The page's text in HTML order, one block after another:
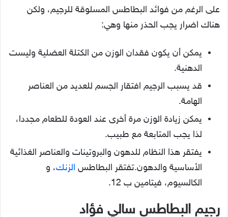
على الرغم من فوائد البطاطس المسلوقة للرجيم، ولكن
هناك اضرار يجب الحذر منها وهي:
يمكن أن يكون فقدان الوزن من الكتلة العضلية وليست
الدهنية.
قد يسبب الرجيم افتقار الجسم للعديد من العناصر
الهامة.
يمكن زيادة الوزن مرة أخرى عند العودة للطعام مجددا،
لذا يجب المتابعة مع طبيب.
يفتقر هذا النظام للدهون والبروتينات والعناصر الغذائية
الأساسية والدهون.تفتقر البطاطس الزنك، و
الكالسيوم، فيتامين ب 12.
رجيم البطاطس سالي فؤاد